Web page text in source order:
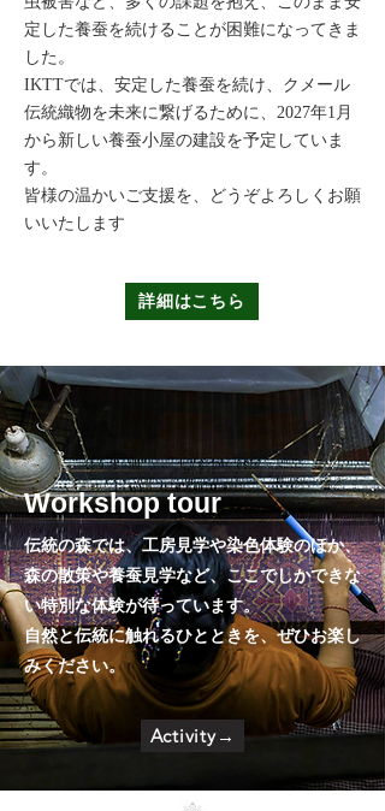
定した養蚕を続けることが困難になってきま
した。
IKTTでは、安定した養蚕を続け、クメール
伝統織物を未来に繋げるために、2027年1月
から新しい養蚕小屋の建設を予定していま
す。
皆様の温かいご支援を、どうぞよろしくお願
いいたします
詳細はこちら
Workshop tour
​伝統の森では、工房見学や染色体験のほか、
森の散策や養蚕見学など、ここでしかできな
い特別な体験が待っています。
自然と伝統に触れるひとときを、ぜひお楽し
みください。​​
Activity→